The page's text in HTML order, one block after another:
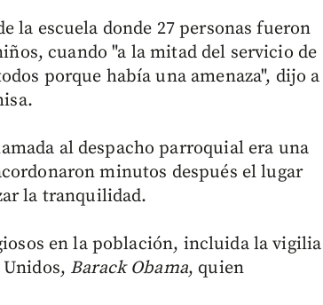
la escuela donde 27 personas fueron
cuando "a la mitad del servicio de
porque había una amenaza", dijo a
al despacho parroquial era una
minutos después el lugar
la tranquilidad.
en la población, incluida la vigilia
Barack Obama, quien